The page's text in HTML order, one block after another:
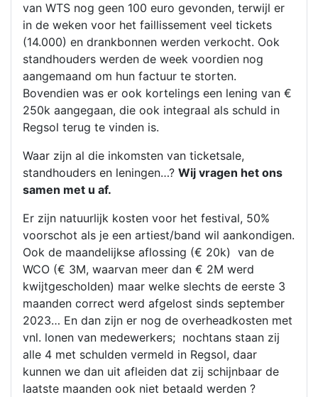
van WTS nog geen 100 euro gevonden, terwijl er
in de weken voor het faillissement veel tickets
(14.000) en drankbonnen werden verkocht. Ook
standhouders werden de week voordien nog
aangemaand om hun factuur te storten.
Bovendien was er ook kortelings een lening van €
250k aangegaan, die ook integraal als schuld in
Regsol terug te vinden is.
Waar zijn al die inkomsten van ticketsale,
standhouders en leningen…? Wij vragen het ons
samen met u af.
Er zijn natuurlijk kosten voor het festival, 50%
voorschot als je een artiest/band wil aankondigen.
Ook de maandelijkse aflossing (€ 20k) van de
WCO (€ 3M, waarvan meer dan € 2M werd
kwijtgescholden) maar welke slechts de eerste 3
maanden correct werd afgelost sinds september
2023… En dan zijn er nog de overheadkosten met
vnl. lonen van medewerkers; nochtans staan zij
alle 4 met schulden vermeld in Regsol, daar
kunnen we dan uit afleiden dat zij schijnbaar de
laatste maanden ook niet betaald werden ?